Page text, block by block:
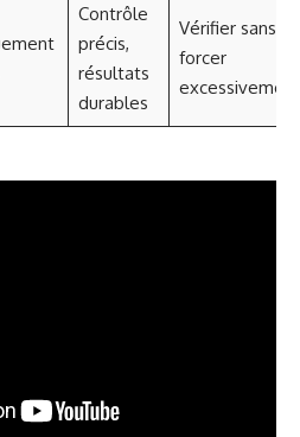
Contrôle
précis,
résultats
durables
Vérifier sans
forcer
excessivement